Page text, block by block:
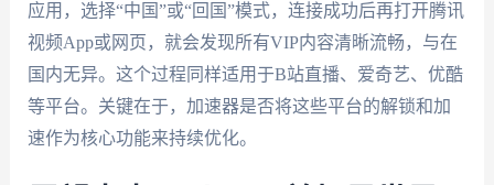
应用，选择“中国”或“回国”模式，连接成功后再打开腾讯
视频App或网页，就会发现所有VIP内容清晰流畅，与在
国内无异。这个过程同样适用于B站直播、爱奇艺、优酷
等平台。关键在于，加速器是否将这些平台的解锁和加
速作为核心功能来持续优化。